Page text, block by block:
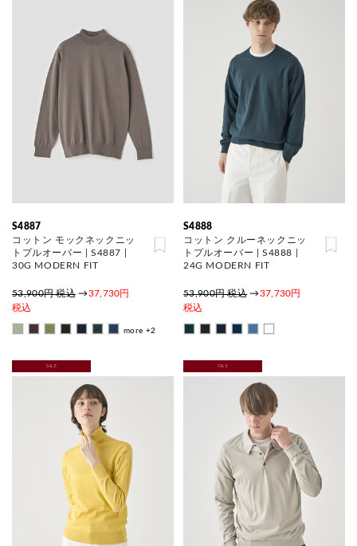
S4887
コットン モックネックニッ
トプルオーバー | S4887 |
30G MODERN FIT
53,900円 税込 →37,730円
税込
more +2
S4888
コットン クルーネックニッ
トプルオーバー | S4888 |
24G MODERN FIT
53,900円 税込 →37,730円
税込
SALE SALE